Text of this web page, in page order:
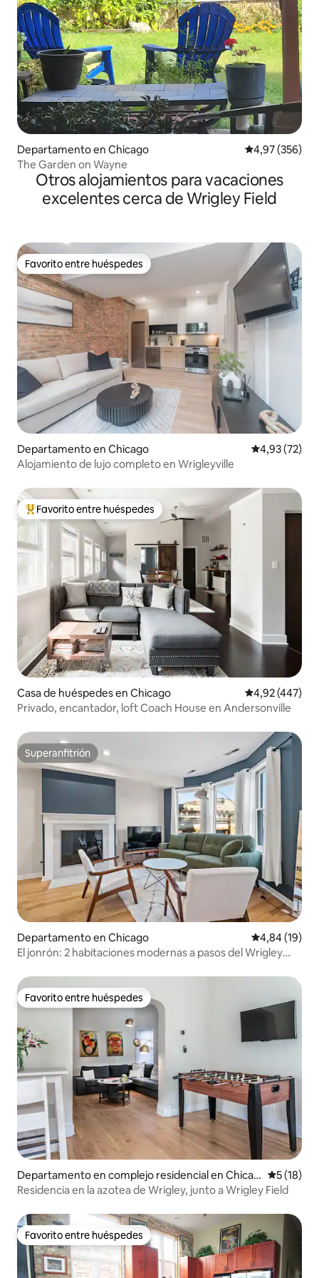
Departamento en Chicago Calificación
4,97 (356)
The Garden on Wayne
Otros alojamientos para vacaciones
excelentes cerca de Wrigley Field
Favorito entre huéspedes
Favorito entre huéspedes
Departamento en Chicago Calificación
4,93 (72)
Alojamiento de lujo completo en Wrigleyville
Favorito entre los huéspedes más destacados
Favorito entre huéspedes
Casa de huéspedes en Chicago Calificación
4,92 (447)
Privado, encantador, loft Coach House en Andersonville
Superanfitrión
Superanfitrión
Departamento en Chicago Calificación
4,84 (19)
El jonrón: 2 habitaciones modernas a pasos del Wrigley
Favorito entre huéspedes
Favorito entre huéspedes
Departamento en complejo residencial en Chicag
o
5 (18)
Residencia en la azotea de Wrigley, junto a Wrigley Field
Favorito entre huéspedes
Favorito entre huéspedes